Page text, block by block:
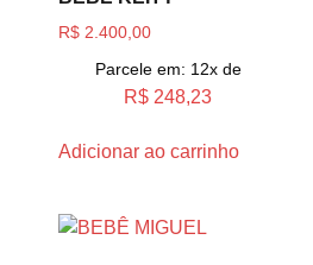
R$ 2.400,00
Parcele em: 12x de
R$ 248,23
Adicionar ao carrinho